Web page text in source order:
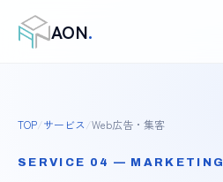
AON.
TOP/サービス /Web広告・集客
SERVICE 04 — MARKETING